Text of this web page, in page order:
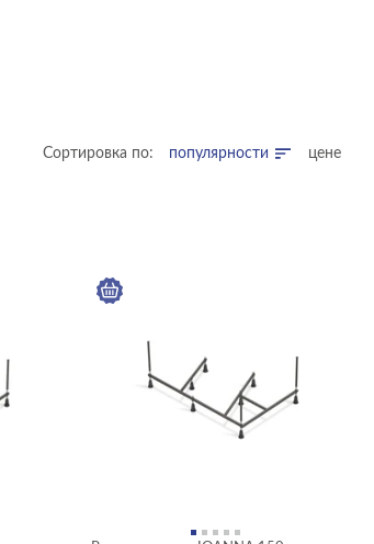
Сортировка по: популярности цене